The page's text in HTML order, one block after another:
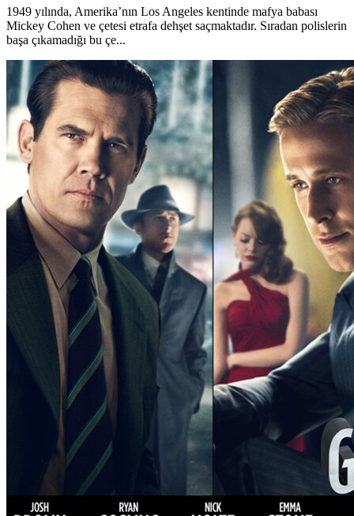
1949 yılında, Amerika’nın Los Angeles kentinde mafya babası
Mickey Cohen ve çetesi etrafa dehşet saçmaktadır. Sıradan polislerin
başa çıkamadığı bu çe...